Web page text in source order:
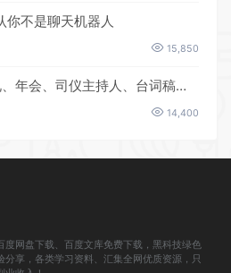
你不是聊天机器人
15,850
人、台词稿、节日生日、晚会、开场、开场白素材
14,400
网盘下载、百度文库免费下载，黑科技绿色
享，各类学习资料、汇集全网优质资源，只